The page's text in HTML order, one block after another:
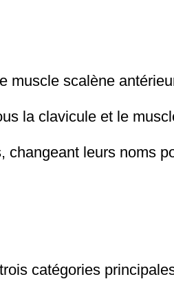
muscle scalène
la clavicule et le
changeant leurs noms
catégories